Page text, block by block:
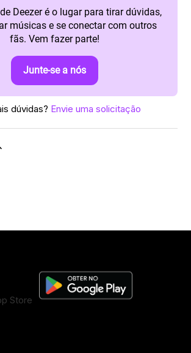
Deezer é o lugar para tirar dúvidas,
músicas e se conectar com outros
fãs. Vem fazer parte!
Junte-se a nós
dúvidas? Envie uma solicitação